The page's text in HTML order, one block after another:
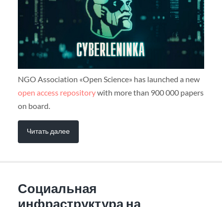
NGO Association «Open Science» has launched a new
open access repositorywith more than 900 000 papers
on board.
Читать далее
Социальная
инфраструктура на